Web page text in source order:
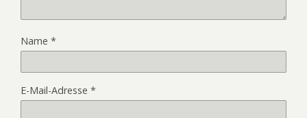
Name *
E-Mail-Adresse *